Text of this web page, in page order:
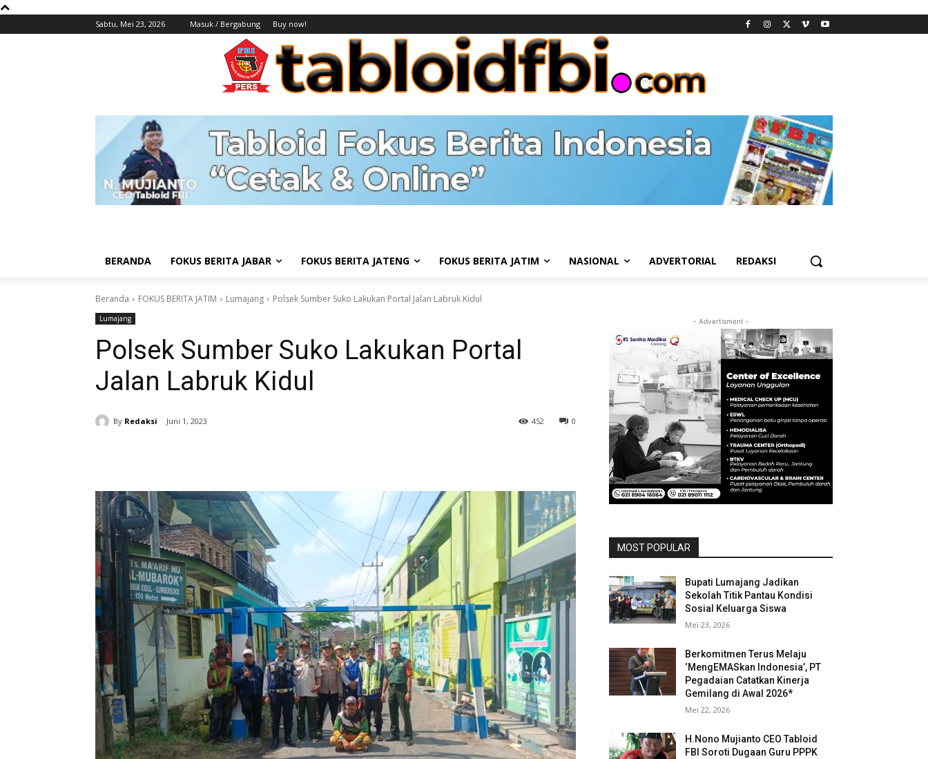
Sabtu, Mei 23, 2026 Masuk / Bergabung Buy now!
BERANDA FOKUS BERITA JABAR FOKUS BERITA JATENG FOKUS BERITA JATIM NASIONAL ADVERTORIAL REDAKSI
Beranda FOKUS BERITA JATIM Lumajang Polsek Sumber Suko Lakukan Portal Jalan Labruk Kidul
Lumajang
Polsek Sumber Suko Lakukan Portal
Jalan Labruk Kidul
By Redaksi Juni 1, 2023 0
452
- Advertisment -
MOST POPULAR
Bupati Lumajang Jadikan
Sekolah Titik Pantau Kondisi
Sosial Keluarga Siswa
Mei 23, 2026
Berkomitmen Terus Melaju
‘MengEMASkan Indonesia’, PT
Pegadaian Catatkan Kinerja
Gemilang di Awal 2026*
Mei 22, 2026
H.Nono Mujianto CEO Tabloid
FBI Soroti Dugaan Guru PPPK